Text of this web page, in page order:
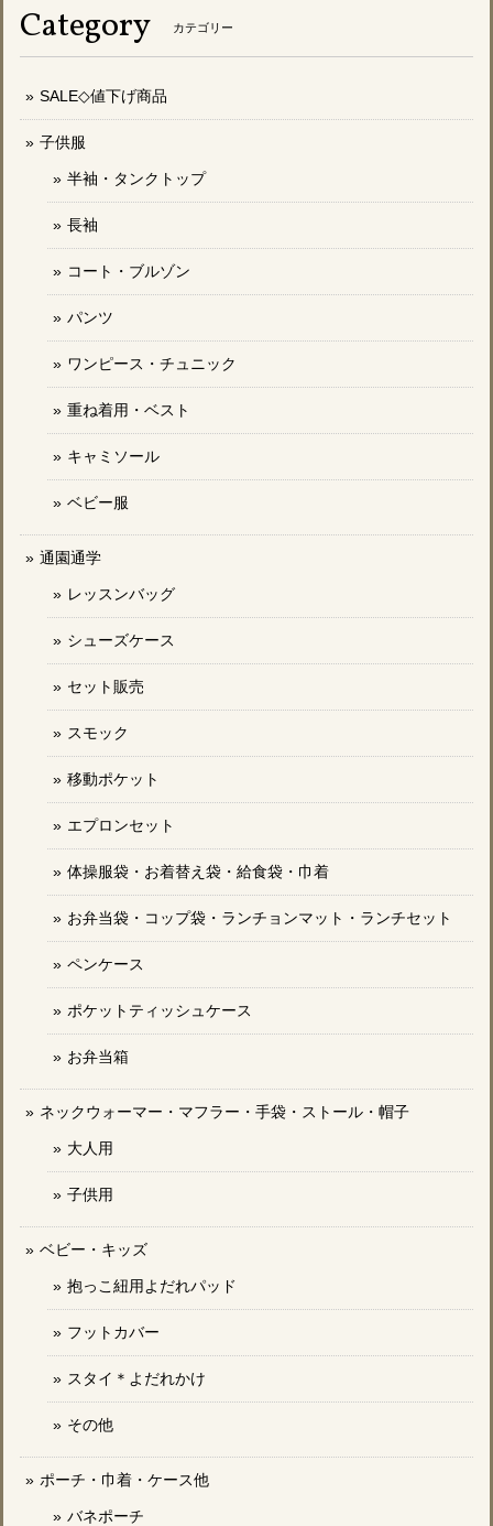
Category カテゴリー
SALE◇値下げ商品
子供服
半袖・タンクトップ
長袖
コート・ブルゾン
パンツ
ワンピース・チュニック
重ね着用・ベスト
キャミソール
ベビー服
通園通学
レッスンバッグ
シューズケース
セット販売
スモック
移動ポケット
エプロンセット
体操服袋・お着替え袋・給食袋・巾着
お弁当袋・コップ袋・ランチョンマット・ランチセット
ペンケース
ポケットティッシュケース
お弁当箱
ネックウォーマー・マフラー・手袋・ストール・帽子
大人用
子供用
ベビー・キッズ
抱っこ紐用よだれパッド
フットカバー
スタイ＊よだれかけ
その他
ポーチ・巾着・ケース他
バネポーチ